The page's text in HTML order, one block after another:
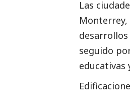
Las
Monterrey,
seguido
educativas